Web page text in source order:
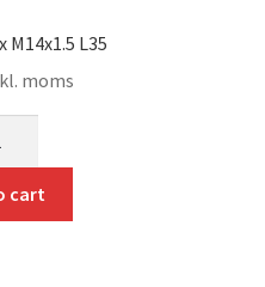
M14x1.5 L35
moms
cart